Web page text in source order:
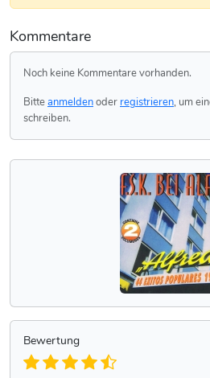
Kommentare
Noch keine Kommentare vorhanden.
Bitteanmeldenoder registrieren, um
schreiben.
Bewertung